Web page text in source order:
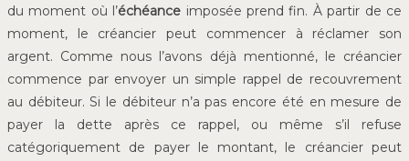
du moment où l’échéance imposée prend fin. À partir de ce
moment, le créancier peut commencer à réclamer son
argent. Comme nous l’avons déjà mentionné, le créancier
commence par envoyer un simple rappel de recouvrement
au débiteur. Si le débiteur n’a pas encore été en mesure de
payer la dette après ce rappel, ou même s’il refuse
catégoriquement de payer le montant, le créancier peut